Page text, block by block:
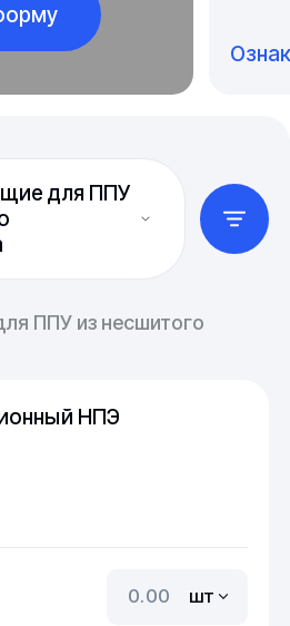
для ППУ
ППУ из несшитого
НПЭ
шт